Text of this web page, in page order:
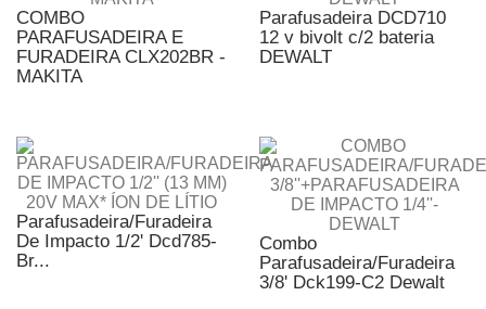
COMBO
PARAFUSADEIRA E
FURADEIRA CLX202BR -
MAKITA
Parafusadeira DCD710
12 v bivolt c/2 bateria
DEWALT
Parafusadeira/Furadeira
De Impacto 1/2' Dcd785-
Br...
Combo
Parafusadeira/Furadeira
3/8' Dck199-C2 Dewalt